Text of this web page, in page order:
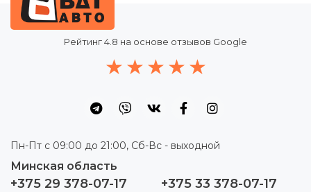
Рейтинг4.8 на основе отзывов Google
Пн-Пт с 09:00 до 21:00, Сб-Вс - выходной
Минская область
+375 29 378-07-17 +375 33 378-07-17